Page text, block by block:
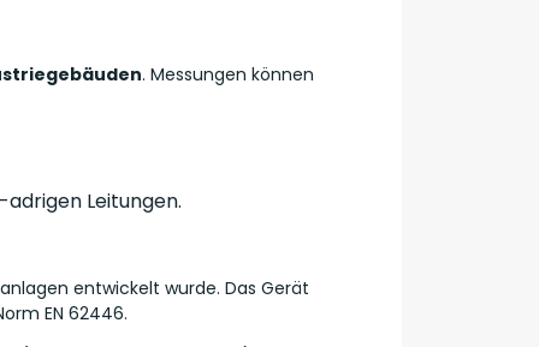
. Messungen können
Leitungen.
entwickelt wurde. Das Gerät
EN 62446.